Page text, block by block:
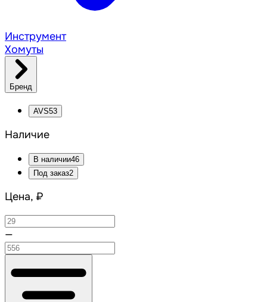
Инструмент
Хомуты
Бренд
AVS53
Наличие
В наличии46
Под заказ2
Цена, ₽
—